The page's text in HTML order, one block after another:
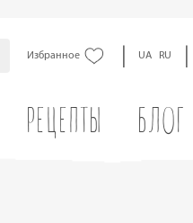
Избранное | UA RU |
РЕЦЕПТЫ БЛОГ